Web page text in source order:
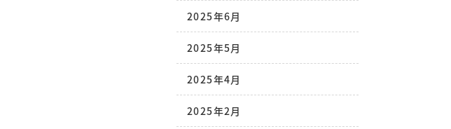
2025年6月
2025年5月
2025年4月
2025年2月